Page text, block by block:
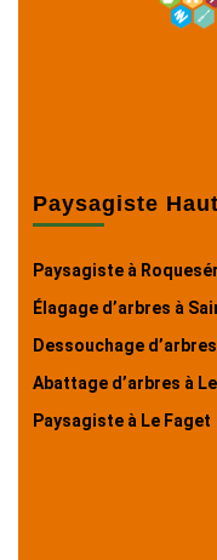
Paysagiste
Paysagiste à
Élagage d’arbres à
Dessouchage
Abattage d’arbres à Le
Paysagiste à Le Faget